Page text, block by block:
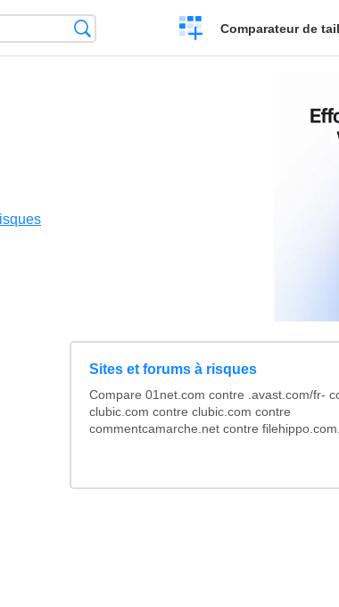
Créer
un
Comparateur de
Sites et forums à risques
Compare 01net.com contre .avast.com/fr-
clubic.com contre clubic.com contre
commentcamarche.net contre